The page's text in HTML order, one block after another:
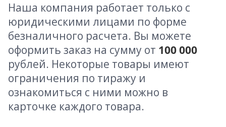
Наша компания работает только с
юридическими лицами по форме
безналичного расчета. Вы можете
оформить заказ на сумму от 100 000
рублей. Некоторые товары имеют
ограничения по тиражу и
ознакомиться с ними можно в
карточке каждого товара.